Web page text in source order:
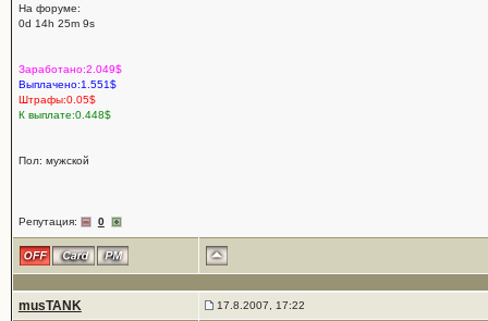
На форуме:
0d 14h 25m 9s
Заработано:2.049$
Выплачено:1.551$
Штрафы:0.05$
К выплате:0.448$
Пол: мужской
Репутация: 0
musTANK 17.8.2007, 17:22